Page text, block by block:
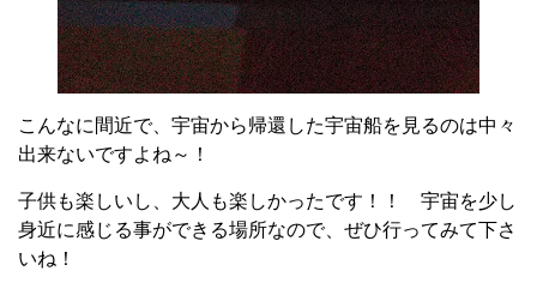
こんなに間近で、宇宙から帰還した宇宙船を見るのは中々
出来ないですよね～！
子供も楽しいし、大人も楽しかったです！！ 宇宙を少し
身近に感じる事ができる場所なので、ぜひ行ってみて下さ
いね！